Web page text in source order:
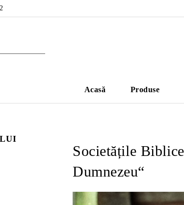
Acasă Produse
Societățile
Dumnezeu“